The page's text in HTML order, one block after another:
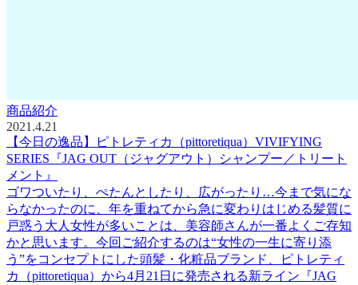
商品紹介
2021.4.21
【今日の逸品】ピトレティカ（pittoretiqua）VIVIFYING
SERIES『JAG OUT（ジャグアウト）シャンプー／トリート
メント』
ゴワついたり、ぺたんとしたり、広がったり…今まで気にな
らなかったのに、年を重ねてから急に変わりはじめる髪質に
戸惑う大人女性が多いことは、美容師さんが一番よくご存知
かと思います。今回ご紹介するのは“女性の一生に寄り添
う”をコンセプトにした頭髪・化粧品ブランド、ピトレティ
カ（pittoretiqua）から4月21日に発売される新ライン『JAG